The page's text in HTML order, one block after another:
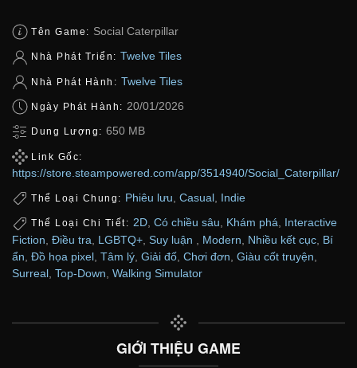
Tên Game: Social Caterpillar
Nhà Phát Triển: Twelve Tiles
Nhà Phát Hành: Twelve Tiles
Ngày Phát Hành: 20/01/2026
Dung Lượng: 650 MB
Link Gốc:
https://store.steampowered.com/app/3514940/Social_Caterpillar/
Thể Loại Chung: Phiêu lưu Casual Indie
Thể Loại Chi Tiết: 2D, Có chiều sâu, Khám phá, Interactive
Fiction Điều tra LGBTQ+ Suy luận Modern Nhiều kết cục Bí
ẩn Đồ họa pixel Tâm lý Giải đố Chơi đơn Giàu cốt truyện
Surreal Top-Down Walking Simulator
GIỚI THIỆU GAME